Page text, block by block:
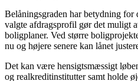
Belåningsgraden har betydning for
valgte afdragsprofil gør det muligt
boligplaner. Ved større
nu og højere senere kan lånet
Det kan være hensigtsmæssigt
og realkreditinstitutter samt holde